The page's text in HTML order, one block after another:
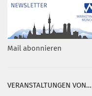
Mail abonnieren
VERANSTALTUNGEN VON…